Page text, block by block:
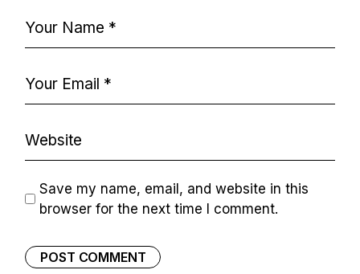
Save my name, email, and website in this
browser for the next time I comment.
POST COMMENT